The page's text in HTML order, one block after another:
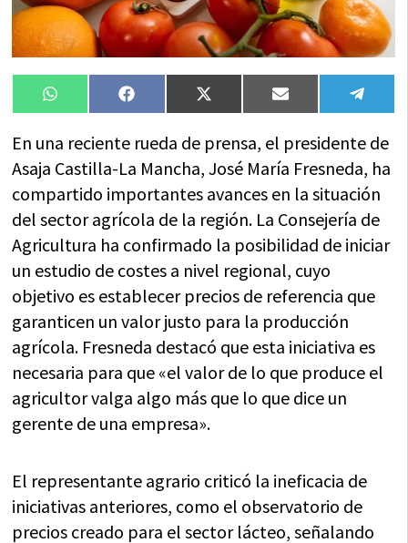
Compartir
en
WhatsAppCompartir
en
FacebookCompartir
en
X
(Twitter)
Compartir
en
Email
en
En una reciente rueda de prensa, el presidente de
Asaja Castilla-La Mancha, José María Fresneda, ha
compartido importantes avances en la situación
del sector agrícola de la región. La Consejería de
Agricultura ha confirmado la posibilidad de iniciar
un estudio de costes a nivel regional, cuyo
objetivo es establecer precios de referencia que
garanticen un valor justo para la producción
agrícola. Fresneda destacó que esta iniciativa es
necesaria para que «el valor de lo que produce el
agricultor valga algo más que lo que dice un
gerente de una empresa».
El representante agrario criticó la ineficacia de
iniciativas anteriores, como el observatorio de
precios creado para el sector lácteo, señalando